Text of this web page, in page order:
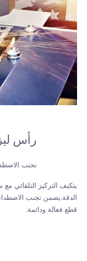
رأس
تجنب الاصطدام
يتكيف التركيز التلقائي
قطع فعالة ودائمة.